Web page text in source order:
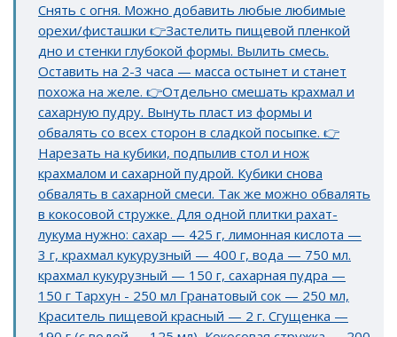
Снять с огня. Можно добавить любые любимые
орехи/фисташки 👉Застелить пищевой пленкой
дно и стенки глубокой формы. Вылить смесь.
Оставить на 2-3 часа — масса остынет и станет
похожа на желе. 👉Отдельно смешать крахмал и
сахарную пудру. Вынуть пласт из формы и
обвалять со всех сторон в сладкой посыпке. 👉
Нарезать на кубики, подпылив стол и нож
крахмалом и сахарной пудрой. Кубики снова
обвалять в сахарной смеси. Так же можно обвалять
в кокосовой стружке. Для одной плитки рахат-
лукума нужно: сахар — 425 г, лимонная кислота —
3 г, крахмал кукурузный — 400 г, вода — 750 мл.
крахмал кукурузный — 150 г, сахарная пудра —
150 г Тархун - 250 мл Гранатовый сок — 250 мл,
Краситель пищевой красный — 2 г. Сгущенка —